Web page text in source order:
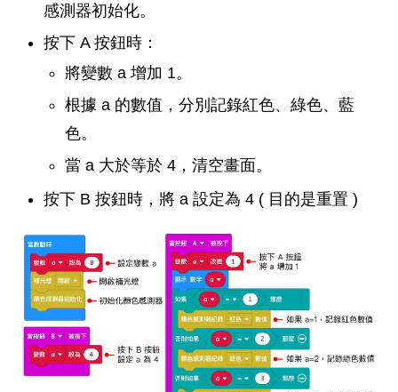
感測器初始化。
按下 A 按鈕時：
將變數 a 增加 1。
根據 a 的數值，分別記錄紅色、綠色、藍
色。
當 a 大於等於 4，清空畫面。
按下 B 按鈕時，將 a 設定為 4 ( 目的是重置 )